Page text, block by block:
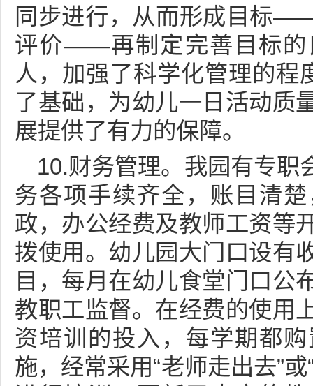
同步进行，从而形成目
评价——再制定完善目标的
人，加强了科学化管理的程
了基础，为幼儿一日活动质
展提供了有力的保障。
10.财务管理。我园有专职
务各项手续齐全，账目清
政，办公经费及教师工资等
拨使用。幼儿园大门口设有
目，每月在幼儿食堂门口公
教职工监督。在经费的使用
资培训的投入，每学期都
施，经常采用“老师走出去”